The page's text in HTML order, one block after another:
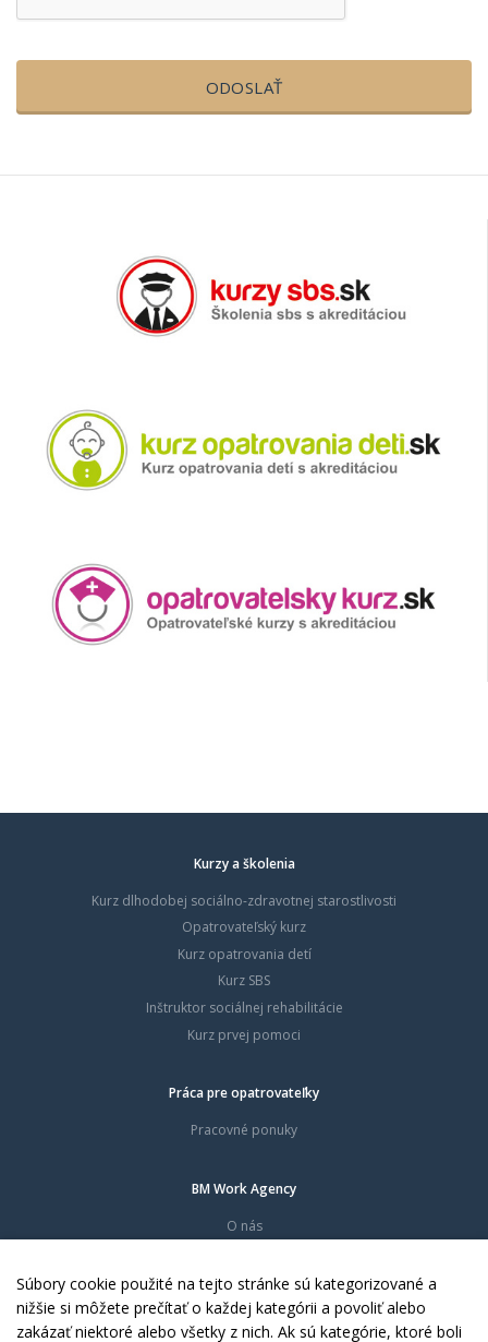
ODOSLAŤ
Kurzy a školenia
Kurz dlhodobej sociálno-zdravotnej starostlivosti
Opatrovateľský kurz
Kurz opatrovania detí
Kurz SBS
Inštruktor sociálnej rehabilitácie
Kurz prvej pomoci
Práca pre opatrovateľky
Pracovné ponuky
BM Work Agency
O nás
Dokumenty
Kontakty
Súbory cookie použité na tejto stránke sú kategorizované a
nižšie si môžete prečítať o každej kategórii a povoliť alebo
zakázať niektoré alebo všetky z nich. Ak sú kategórie, ktoré boli